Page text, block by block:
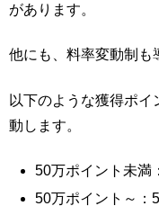
があります。
他にも、料率変動制も
以下のような獲得ポ
動します。
50万ポイント未満
50万ポイント～：